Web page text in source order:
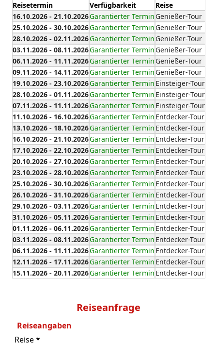
Reisetermin Verfügbarkeit
Reise
16.10.2026 - 21.10.2026Garantierter Termin Genießer-Tour
25.10.2026 - 30.10.2026Garantierter Termin Genießer-Tour
28.10.2026 - 02.11.2026Garantierter Termin Genießer-Tour
03.11.2026 - 08.11.2026Garantierter Termin Genießer-Tour
06.11.2026 - 11.11.2026Garantierter Termin Genießer-Tour
09.11.2026 - 14.11.2026Garantierter Termin Genießer-Tour
19.10.2026 - 23.10.2026Garantierter Termin Einsteiger-Tour
28.10.2026 - 01.11.2026Garantierter Termin Einsteiger-Tour
07.11.2026 - 11.11.2026Garantierter Termin Einsteiger-Tour
11.10.2026 - 16.10.2026Garantierter Termin Entdecker-Tour
13.10.2026 - 18.10.2026Garantierter Termin Entdecker-Tour
16.10.2026 - 21.10.2026Garantierter Termin Entdecker-Tour
17.10.2026 - 22.10.2026Garantierter Termin Entdecker-Tour
20.10.2026 - 27.10.2026Garantierter Termin Entdecker-Tour
23.10.2026 - 28.10.2026Garantierter Termin Entdecker-Tour
25.10.2026 - 30.10.2026Garantierter Termin Entdecker-Tour
26.10.2026 - 31.10.2026Garantierter Termin Entdecker-Tour
29.10.2026 - 03.11.2026Garantierter Termin Entdecker-Tour
31.10.2026 - 05.11.2026Garantierter Termin Entdecker-Tour
01.11.2026 - 06.11.2026Garantierter Termin Entdecker-Tour
03.11.2026 - 08.11.2026Garantierter Termin Entdecker-Tour
06.11.2026 - 11.11.2026Garantierter Termin Entdecker-Tour
12.11.2026 - 17.11.2026Garantierter Termin Entdecker-Tour
15.11.2026 - 20.11.2026Garantierter Termin Entdecker-Tour
Reiseanfrage
Reiseangaben
Reise *